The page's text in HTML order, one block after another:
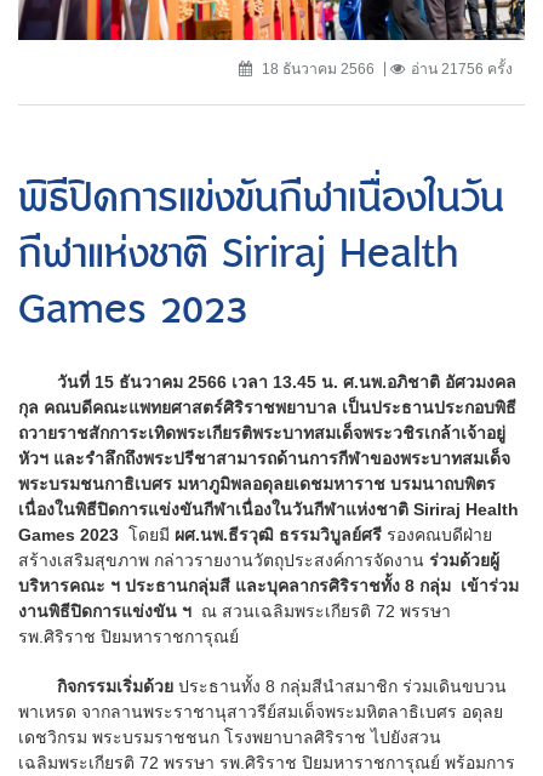
18 ธันวาคม 2566 อ่าน 21756 ครั้ง
พิธีปิดการแข่งขันกีฬาเนื่องในวัน
กีฬาแห่งชาติ Siriraj Health
Games 2023
วันที่ 15 ธันวาคม 2566 เวลา 13.45 น. ศ.นพ.อภิชาติ อัศวมงคล
กุล คณบดีคณะแพทยศาสตร์ศิริราชพยาบาล เป็นประธานประกอบพิธี
ถวายราชสักการะเทิดพระเกียรติพระบาทสมเด็จพระวชิรเกล้าเจ้าอยู่
หัวฯ และรำลึกถึงพระปรีชาสามารถด้านการกีฬาของพระบาทสมเด็จ
พระบรมชนกาธิเบศร มหาภูมิพลอดุลยเดชมหาราช บรมนาถบพิตร
เนื่องในพิธีปิดการแข่งขันกีฬาเนื่องในวันกีฬาแห่งชาติ Siriraj Health
Games 2023 โดยมี ผศ.นพ.ธีรวุฒิ ธรรมวิบูลย์ศรี รองคณบดีฝ่าย
สร้างเสริมสุขภาพ กล่าวรายงานวัตถุประสงค์การจัดงาน ร่วมด้วยผู้
บริหารคณะ ฯ ประธานกลุ่มสี และบุคลากรศิริราชทั้ง 8 กลุ่ม เข้าร่วม
งานพิธีปิดการแข่งขัน ฯ ณ สวนเฉลิมพระเกียรติ 72 พรรษา
รพ.ศิริราช ปิยมหาราชการุณย์
กิจกรรมเริ่มด้วย ประธานทั้ง 8 กลุ่มสีนำสมาชิก ร่วมเดินขบวน
พาเหรด จากลานพระราชานุสาวรีย์สมเด็จพระมหิตลาธิเบศร อดุลย
เดชวิกรม พระบรมราชชนก โรงพยาบาลศิริราช ไปยังสวน
เฉลิมพระเกียรติ 72 พรรษา รพ.ศิริราช ปิยมหาราชการุณย์ พร้อมการ